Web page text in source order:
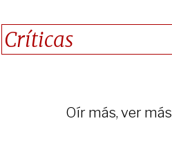
Críticas
Oír más, ver